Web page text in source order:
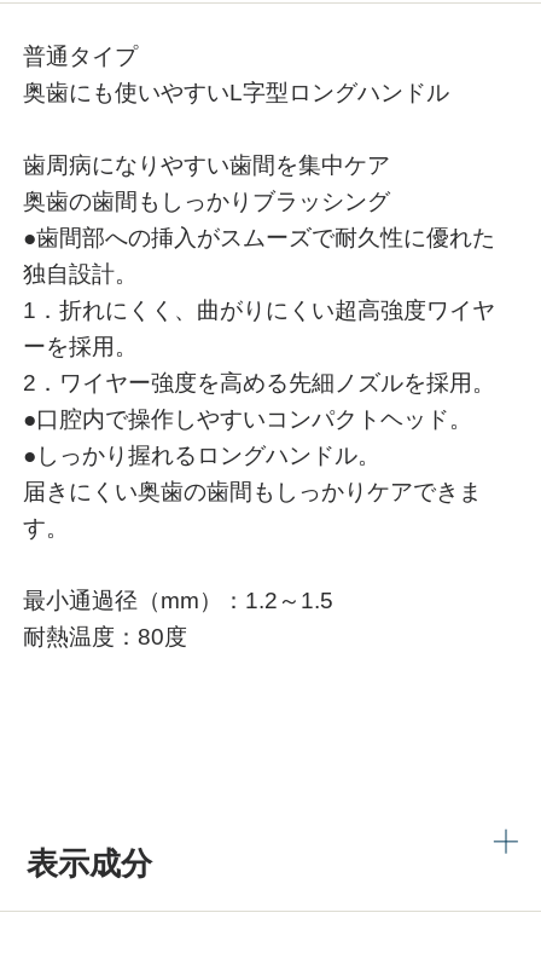
普通タイプ
奥歯にも使いやすいL字型ロングハンドル
歯周病になりやすい歯間を集中ケア
奥歯の歯間もしっかりブラッシング
●歯間部への挿入がスムーズで耐久性に優れた
独自設計。
1．折れにくく、曲がりにくい超高強度ワイヤ
ーを採用。
2．ワイヤー強度を高める先細ノズルを採用。
●口腔内で操作しやすいコンパクトヘッド。
●しっかり握れるロングハンドル。
届きにくい奥歯の歯間もしっかりケアできま
す。
最小通過径（mm）：1.2～1.5
耐熱温度：80度
表示成分